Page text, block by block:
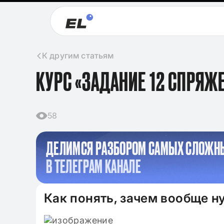
К другим статьям
КУРС «ЗАДАНИЕ 12
58
ДЕЛИМСЯ РАЗБОРОМ САМЫХ
В ТЕЛЕГРАМ КАНАЛЕ
Как понять, зачем вообще
09.11.2024
Клише для